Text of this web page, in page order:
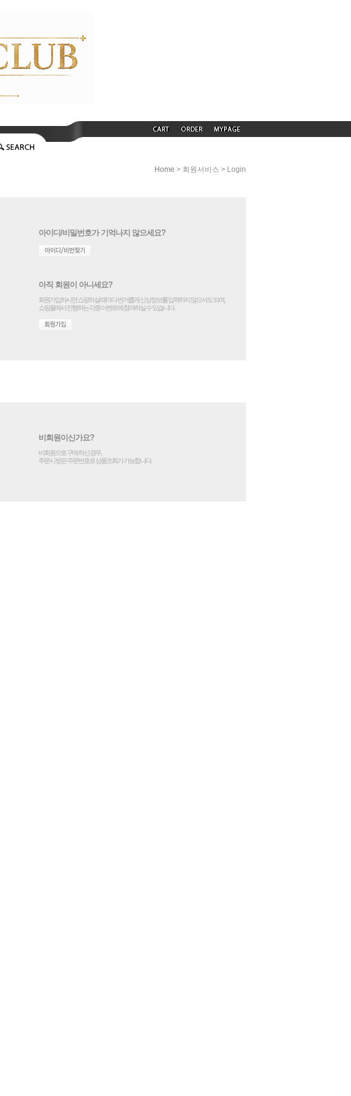
Home > 회원서비스 > Login
아이디/비밀번호가 기억나지 않으세요?
아직 회원이 아니세요?
회원가입하시면 쇼핑하실 때마다 번거롭게 신상정보를 입력하지 않으셔도 되며,
쇼핑몰에서 진행하는 각종 이벤트에 참여하실 수 있습니다.
비회원이신가요?
비회원으로 구매 하신 경우,
주문시 받은 주문번호로 상품조회가 가능합니다.